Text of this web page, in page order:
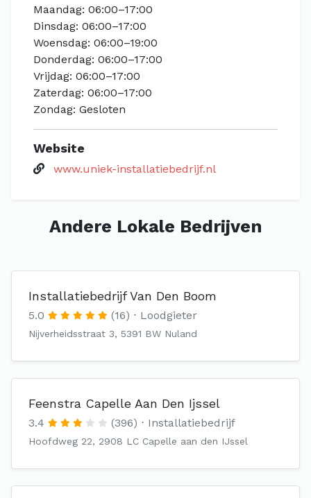
Maandag: 06:00–17:00
Dinsdag: 06:00–17:00
Woensdag: 06:00–19:00
Donderdag: 06:00–17:00
Vrijdag: 06:00–17:00
Zaterdag: 06:00–17:00
Zondag: Gesloten
Website
www.uniek-installatiebedrijf.nl
Andere Lokale Bedrijven
Installatiebedrijf Van Den Boom
5.0 (16) Loodgieter
Nijverheidsstraat 3, 5391 BW Nuland
Feenstra Capelle Aan Den Ijssel
3.4 (396) Installatiebedrijf
Hoofdweg 22, 2908 LC Capelle aan den IJssel